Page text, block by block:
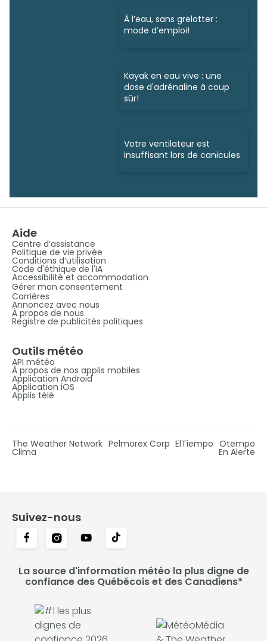
À l’eau, sans grelotter :
mode d’emploi!
Kayak en eau vive : une
dose d'adrénaline à coup
sûr!
Votre ventilateur est
insuffisant lors de canicules
Aide
Centre d’assistance
Politique de vie privée
Conditions d’utilisation
Code d'éthique de l'IA
Accessibilité et accommodation
Gérer mon consentement
Carrières
Annoncez avec nous
À propos de nous
Registre de publicités politiques
Outils météo
API météo
À propos de nos applis mobiles
Application Android
Application iOS
Applis télé
The Weather Network Pelmorex Corp ElTiempo Otempo
Clima En Alerte
Suivez-nous
La source d'information météo la plus digne de
confiance des Québécois et des Canadiens*